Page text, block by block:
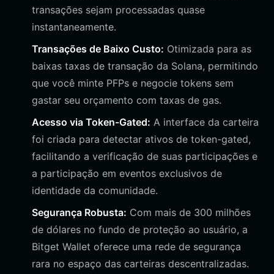
transações sejam processadas quase
instantaneamente.
Transações de Baixo Custo: Otimizada para as
baixas taxas de transação da Solana, permitindo
que você minte PFPs e negocie tokens sem
gastar seu orçamento com taxas de gas.
Acesso via Token-Gated: A interface da carteira
foi criada para detectar ativos de token-gated,
facilitando a verificação de suas participações e
a participação em eventos exclusivos de
identidade da comunidade.
Segurança Robusta: Com mais de 300 milhões
de dólares no fundo de proteção ao usuário, a
Bitget Wallet oferece uma rede de segurança
rara no espaço das carteiras descentralizadas.